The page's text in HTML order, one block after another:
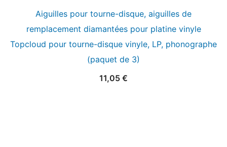
Aiguilles pour tourne-disque, aiguilles de
remplacement diamantées pour platine vinyle
Topcloud pour tourne-disque vinyle, LP, phonographe
(paquet de 3)
11,05 €